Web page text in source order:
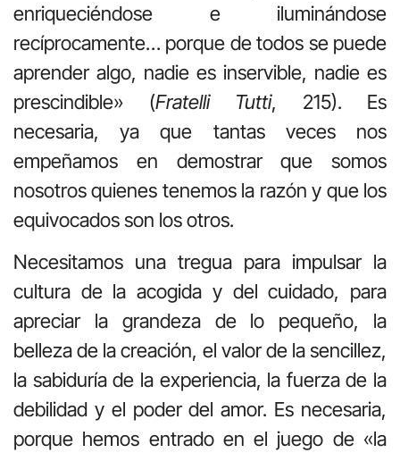
enriqueciéndose e iluminándose
recíprocamente… porque de todos se puede
aprender algo, nadie es inservible, nadie es
prescindible» (Fratelli Tutti, 215). Es
necesaria, ya que tantas veces nos
empeñamos en demostrar que somos
nosotros quienes tenemos la razón y que los
equivocados son los otros.
Necesitamos una tregua para impulsar la
cultura de la acogida y del cuidado, para
apreciar la grandeza de lo pequeño, la
belleza de la creación, el valor de la sencillez,
la sabiduría de la experiencia, la fuerza de la
debilidad y el poder del amor. Es necesaria,
porque hemos entrado en el juego de «la